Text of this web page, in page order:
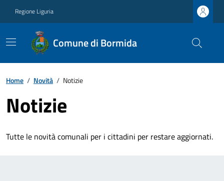
Regione Liguria
Comune di Bormida
Home / Novità / Notizie
Notizie
Tutte le novità comunali per i cittadini per restare aggiornati.